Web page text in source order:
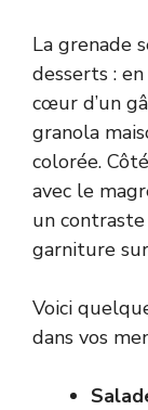
La grenade
desserts :
cœur d’un
granola
colorée.
avec le
un
garniture
Voici
dans vos